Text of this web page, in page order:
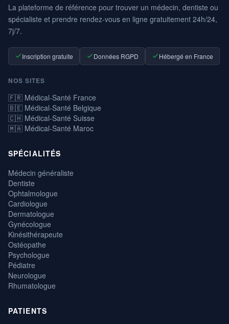
La plateforme de référence pour trouver un médecin, dentiste ou
spécialiste et prendre rendez-vous en ligne gratuitement 24h/24,
7j/7.
Inscription gratuite Données RGPD Hébergé en France
NOS SITES
🇫🇷 Médical-Santé France
🇧🇪 Médical-Santé Belgique
🇨🇭 Médical-Santé Suisse
🇲🇦 Médical-Santé Maroc
SPÉCIALITÉS
Médecin généraliste
Dentiste
Ophtalmologue
Cardiologue
Dermatologue
Gynécologue
Kinésithérapeute
Ostéopathe
Psychologue
Pédiatre
Neurologue
Rhumatologue
PATIENTS